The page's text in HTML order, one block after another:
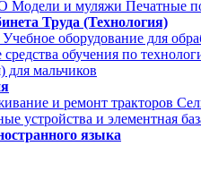
Модели и муляжи Печатные
Труда (Технология)
Учебное оборудование для
обучения по
для мальчиков
и ремонт тракторов
устройства и элементная
языка